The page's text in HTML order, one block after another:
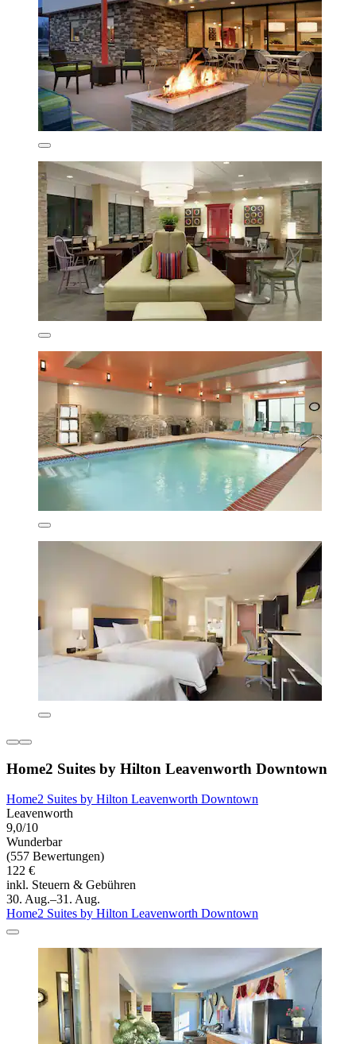
Home2 Suites by Hilton Leavenworth Downtown
Home2 Suites by Hilton Leavenworth Downtown
Leavenworth
9,0/10
Wunderbar
(557 Bewertungen)
122 €
inkl. Steuern & Gebühren
30. Aug.–31. Aug.
Home2 Suites by Hilton Leavenworth Downtown